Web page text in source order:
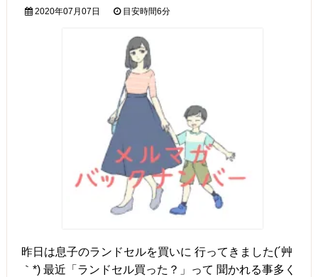
2020年07月07日 目安時間6分
昨日は息子のランドセルを買いに 行ってきました(´艸
｀*) 最近「ランドセル買った？」って 聞かれる事多く